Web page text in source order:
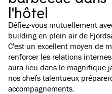
l'hôtel
Défiez-vous mutuellement
building en plein air de
C'est un excellent moyen de
renforcer les relations
aura lieu dans le magnifique
nos chefs talentueux
accompagnements.